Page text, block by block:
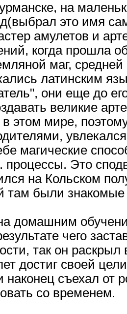
на
это имя
амулетов и
когда прошла
маг, средней
латинским
они еще до
великие
в этом мире,
магические
процессы. Это
на Кольском
там были
домашним
чего
так он
достиг своей
наконец съехал от
со временем.